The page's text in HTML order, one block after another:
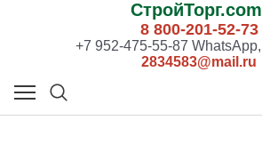
СтройТорг.com
8 800-201-52-73
+7 952-475-55-87
2834583@mail.ru